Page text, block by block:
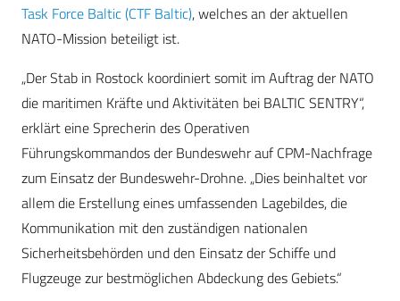
Task Force Baltic (CTF Baltic), welches an der aktuellen
NATO-Mission beteiligt ist.
„Der Stab in Rostock koordiniert somit im Auftrag der NATO
die maritimen Kräfte und Aktivitäten bei BALTIC SENTRY“,
erklärt eine Sprecherin des Operativen
Führungskommandos der Bundeswehr auf CPM-Nachfrage
zum Einsatz der Bundeswehr-Drohne. „Dies beinhaltet vor
allem die Erstellung eines umfassenden Lagebildes, die
Kommunikation mit den zuständigen nationalen
Sicherheitsbehörden und den Einsatz der Schiffe und
Flugzeuge zur bestmöglichen Abdeckung des Gebiets.“